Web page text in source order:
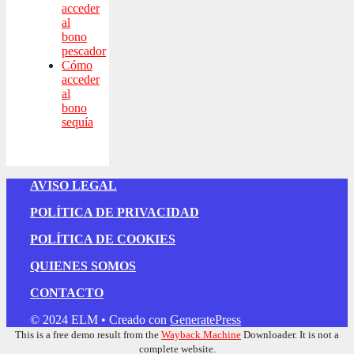
acceder
al
bono
pescador
Cómo
acceder
al
bono
sequía
AVISO LEGAL
POLÍTICA DE PRIVACIDAD
POLÍTICA DE COOKIES
QUIENES SOMOS
CONTACTO
© 2024 ELM • Creado con GeneratePress
This is a free demo result from the Wayback Machine Downloader. It is not a
complete website.